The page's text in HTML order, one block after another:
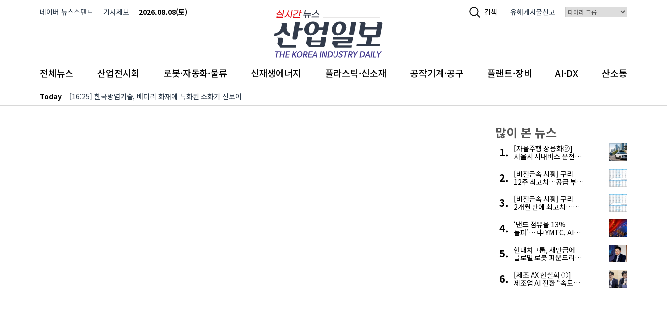
네이버 뉴스스탠드 기사제보 2026.08.08(토) 검색 유해게시물신고
전체뉴스 산업전시회 로봇·자동화·물류 신재생에너지 플라스틱·신소재 공작기계·공구 플랜트·장비 AI·DX 산소통
Today [16:25] 한국방염기술, 배터리 화재에 특화된 소화기 선보여
많이 본 뉴스
[자율주행 상용화②]
서울시 시내버스 운전자
해결한다
[비철금속 시황] 구리
12주 최고치…공급 부족
[비철금속 시황] 구리
2개월 만에 최고치…
우려 확대
‘낸드 점유율 13%
돌파’… 中 YMTC, AI
4위 맹추격
현대차그룹, 새만금에
글로벌 로봇 파운드리
[제조 AX 현실화 ①]
제조업 AI 전환 “속도와